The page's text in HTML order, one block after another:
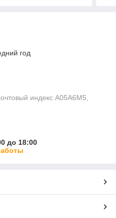
год
индекс A05A6M5,
до 18:00